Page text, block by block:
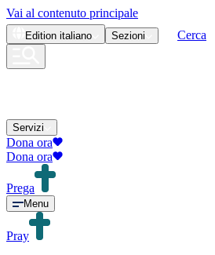
Vai al contenuto principale
Edition italiano Sezioni Cerca
Servizi
Dona ora
Dona ora
Prega
Menu
Pray